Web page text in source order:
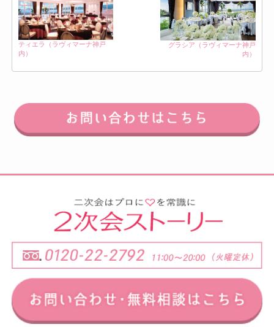
ティエラ（ラヴィマーナ神戸
内）
グラシア（ラヴィマーナ神戸
内）